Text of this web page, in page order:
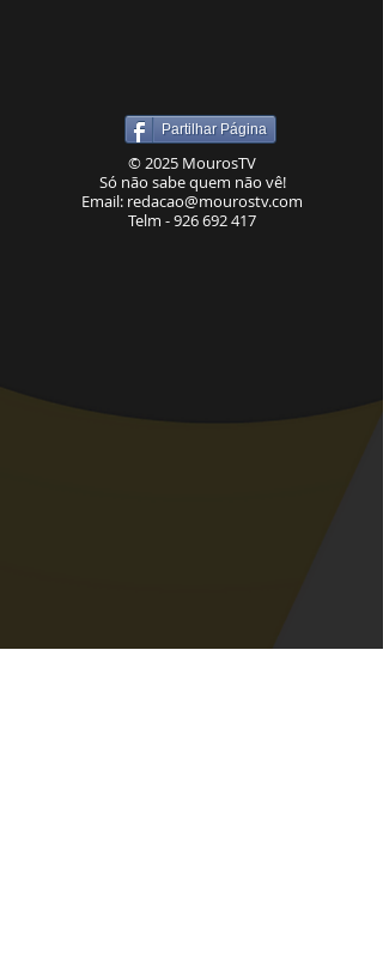
Partilhar Página
© 2025 MourosTV
Só não sabe quem não vê!
Email: redacao@mourostv.com
Telm -926 692 417